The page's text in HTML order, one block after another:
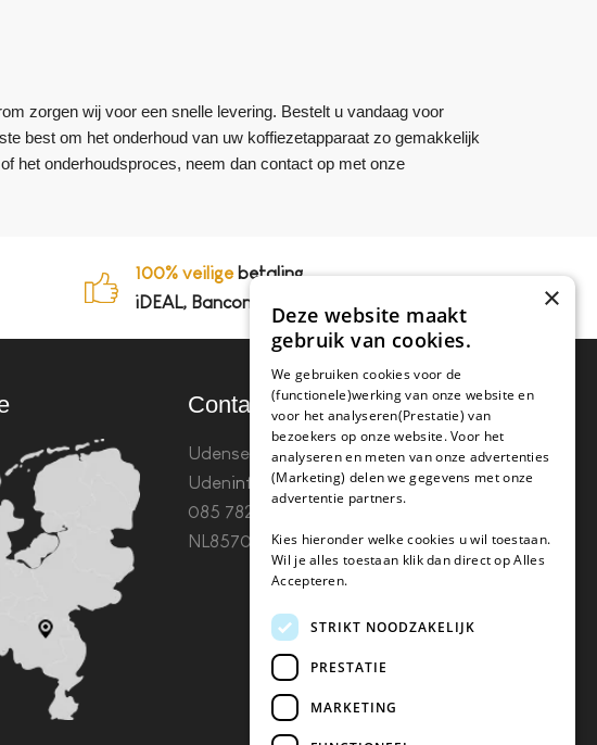
zorgen wij voor een snelle levering. Bestelt u vandaag voor
best om het onderhoud van uw koffiezetapparaat zo gemakkelijk
het onderhoudsproces, neem dan contact op met onze
100% veiligebetaling,
iDEAL, Bancontact en op rekening
Contact
Udenseweg 8B 5405 PA
Udeninfo(@)koffie-tabletten.nlTel.
085 782 5578KvK 67529623 Btw:
NL857053759B01
×
Deze website maakt
gebruik van cookies.
We gebruiken cookies voor de
(functionele)werking van onze website en
voor het analyseren(Prestatie) van
bezoekers op onze website. Voor het
analyseren en meten van onze advertenties
(Marketing) delen we gegevens met onze
advertentie partners.
Kies hieronder welke cookies u wil toestaan.
Wil je alles toestaan klik dan direct op Alles
Accepteren.
STRIKT NOODZAKELIJK
PRESTATIE
MARKETING